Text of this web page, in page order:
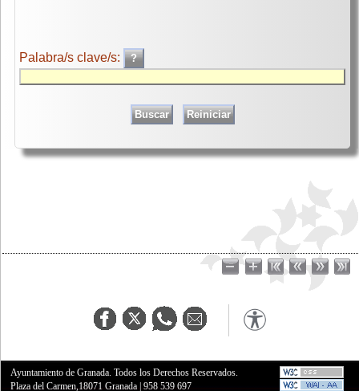
Palabra/s clave/s:
Ayuntamiento de Granada. Todos los Derechos Reservados.
Plaza del Carmen,18071 Granada |958 539 697